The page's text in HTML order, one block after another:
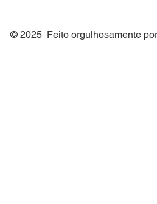
© 2025 Feito orgulhosamente